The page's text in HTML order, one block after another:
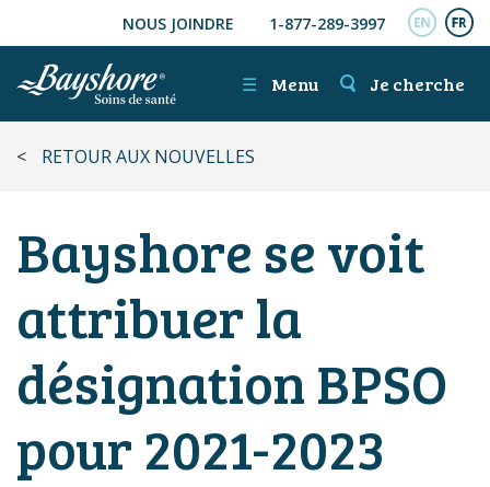
ALLER AU CONTENU PRINCIPAL
NOUS JOINDRE 1-877-289-3997
☰ Menu Je cherche
< RETOUR AUX NOUVELLES
Bayshore se voit
attribuer la
désignation BPSO
pour 2021-2023